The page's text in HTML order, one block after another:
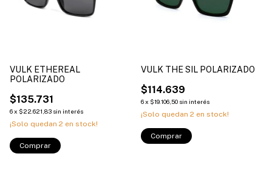
VULK ETHEREAL
POLARIZADO
$135.731
6x $22.621,83 sin interés
¡Solo quedan 2 en stock!
Comprar
VULK THE SIL POLARIZADO
$114.639
6x $19.106,50 sin interés
¡Solo quedan 2 en stock!
Comprar